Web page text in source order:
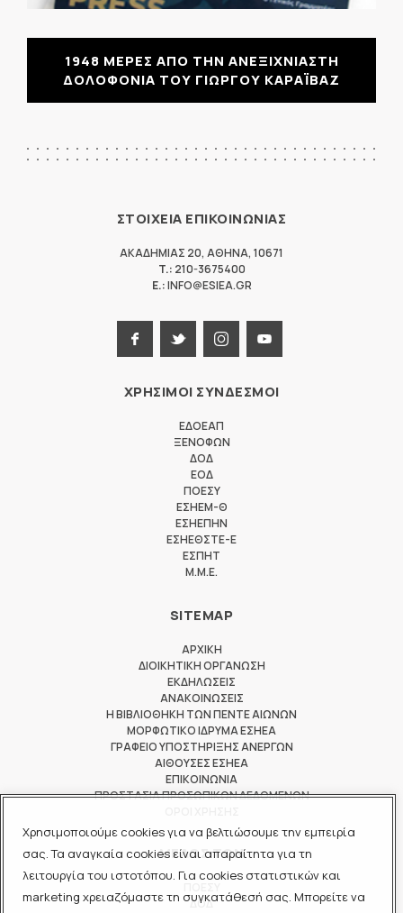
Χρησιμοποιούμε cookies για να βελτιώσουμε την εμπειρία
σας. Τα αναγκαία cookies είναι απαραίτητα για τη
λειτουργία του ιστοτόπου. Για cookies στατιστικών και
marketing χρειαζόμαστε τη συγκατάθεσή σας. Μπορείτε να
1948 ΜΕΡΕΣ ΑΠΟ ΤΗΝ ΑΝΕΞΙΧΝΙΑΣΤΗ
ΔΟΛΟΦΟΝΙΑ ΤΟΥ ΓΙΩΡΓΟΥ ΚΑΡΑΪΒΑΖ
ΣΤΟΙΧΕΙΑ ΕΠΙΚΟΙΝΩΝΙΑΣ
ΑΚΑΔΗΜΙΑΣ 20, ΑΘΗΝΑ, 10671
T.: 210-3675400
E.:INFO@ESIEA.GR
ΧΡΗΣΙΜΟΙ ΣΥΝΔΕΣΜΟΙ
ΕΔΟΕΑΠ
ΞΕΝΟΦΩΝ
ΔΟΔ
ΕΟΔ
ΠΟΕΣΥ
ΕΣΗΕΜ-Θ
ΕΣΗΕΠΗΝ
ΕΣΗΕΘΣΤΕ-Ε
ΕΣΠΗΤ
M.M.E.
SITEMAP
ΑΡΧΙΚΗ
ΔΙΟΙΚΗΤΙΚΗ ΟΡΓΑΝΩΣΗ
ΕΚΔΗΛΩΣΕΙΣ
ΑΝΑΚΟΙΝΩΣΕΙΣ
Η ΒΙΒΛΙΟΘΗΚΗ ΤΩΝ ΠΕΝΤΕ ΑΙΩΝΩΝ
ΜΟΡΦΩΤΙΚΟ ΙΔΡΥΜΑ ΕΣΗΕΑ
ΓΡΑΦΕΙΟ ΥΠΟΣΤΗΡΙΞΗΣ ΑΝΕΡΓΩΝ
ΑΙΘΟΥΣΕΣ ΕΣΗΕΑ
ΕΠΙΚΟΙΝΩΝΙΑ
ΠΡΟΣΤΑΣΙΑ ΠΡΟΣΩΠΙΚΩΝ ΔΕΔΟΜΕΝΩΝ
ΜΕΛΟΣ ΤΩΝ
ΔΟΔ